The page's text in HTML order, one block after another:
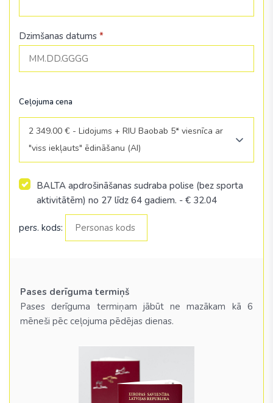
Dzimšanas datums *
Ceļojuma cena
2 349.00 € - Lidojums + RIU Baobab 5* viesnīca ar
"viss iekļauts" ēdināšanu (AI)
BALTA apdrošināšanas sudraba polise (bez sporta
aktivitātēm) no 27 līdz 64 gadiem. - € 32.04
pers. kods:
Pases derīguma termiņš
Pases derīguma termiņam jābūt ne mazākam kā 6
mēneši pēc ceļojuma pēdējas dienas.